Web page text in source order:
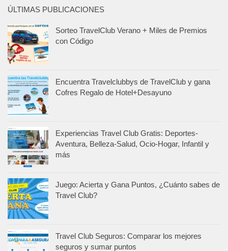
ÚLTIMAS PUBLICACIONES
Sorteo TravelClub Verano + Miles de Premios
con Código
Encuentra Travelclubbys de TravelClub y gana
Cofres Regalo de Hotel+Desayuno
Experiencias Travel Club Gratis: Deportes-
Aventura, Belleza-Salud, Ocio-Hogar, Infantil y
más
Juego: Acierta y Gana Puntos, ¿Cuánto sabes de
Travel Club?
Travel Club Seguros: Comparar los mejores
seguros y sumar puntos